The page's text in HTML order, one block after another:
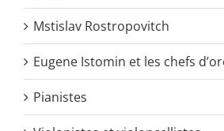
Mstislav Rostropovitch
Eugene Istomin et les chefs
Pianistes